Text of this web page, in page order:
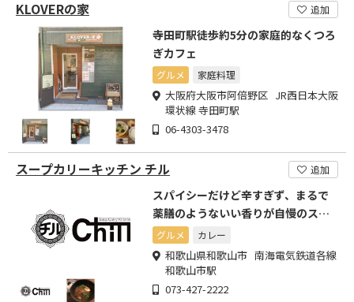
KLOVERの家 追加
寺田町駅徒歩約5分の家庭的なくつろ
ぎカフェ
グルメ 家庭料理
大阪府大阪市阿倍野区 JR西日本大阪
環状線 寺田町駅
06-4303-3478
スープカリーキッチン チル 追加
スパイシーだけど辛すぎず、まるで
薬膳のようないい香りが自慢のスー
プカリー
グルメ カレー
和歌山県和歌山市 南海電気鉄道各線
和歌山市駅
073-427-2222